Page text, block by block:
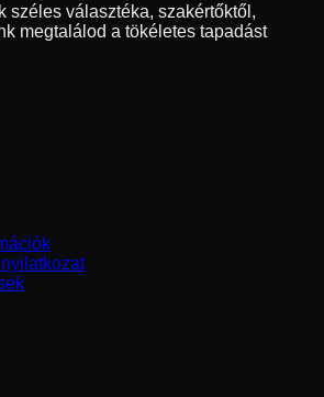
széles választéka, szakértőktől,
megtalálod a tökéletes tapadást